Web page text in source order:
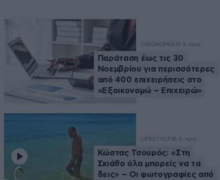
ΟΙΚΟΝΟΜΙΑ 17 λ. πριν
Παράταση έως τις 30
Νοεμβρίου για περισσότερες
από 400 επιχειρήσεις στο
«Εξοικονομώ – Επιχειρώ»
LIFESTYLE 18 λ. πριν
Κώστας Τσουρός: «Στη
Σκιάθο όλα μπορείς να τα
δεις» – Οι φωτογραφίες από